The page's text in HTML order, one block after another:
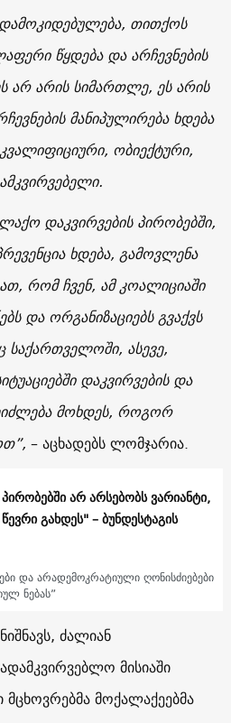
თითქოს
წყდება და არჩევნების
არ არის სიმართლე, ეს არის
მანიპულირება ხდება
ობიექტური,
დაკვირვების პირობებში,
ხდება, გამოვლენა
რომ ჩვენ, ამ კოალიციაში
და ორგანიზაციებს გვაქვს
ასევე,
დაკვირვების და
მოხდეს, როგორ
– აცხადებს ლომჯარია.
არ არსებობს ვარიანტი,
გახდეს" – ბუნდესტაგის
და არადემოკრატიული ღონისძიებები
ნებას”
ძალიან
მისიაში
მოქალაქეებმა